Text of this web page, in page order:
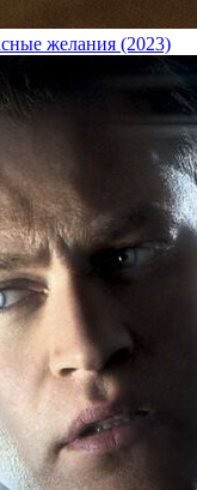
желания (2023)